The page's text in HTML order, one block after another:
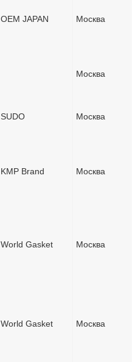
OEM JAPAN Москва
Москва
SUDO Москва
KMP Brand Москва
World Gasket Москва
World Gasket Москва